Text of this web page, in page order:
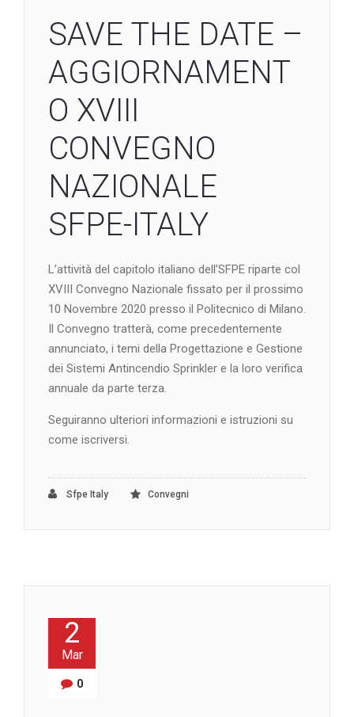
SAVE THE DATE –
AGGIORNAMENT
O XVIII
CONVEGNO
NAZIONALE
SFPE-ITALY
L’attività del capitolo italiano dell’SFPE riparte col
XVIII Convegno Nazionale fissato per il prossimo
10 Novembre 2020 presso il Politecnico di Milano.
Il Convegno tratterà, come precedentemente
annunciato, i temi della Progettazione e Gestione
dei Sistemi Antincendio Sprinkler e la loro verifica
annuale da parte terza.
Seguiranno ulteriori informazioni e istruzioni su
come iscriversi.
Sfpe Italy Convegni
2
Mar
0